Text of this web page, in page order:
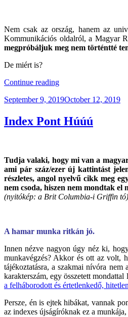
Nem csak az ország, hanem az
Kommunikációs oldalról, a Magyar
megpróbáljuk meg nem történtté
De miért is?
Continue reading“Mélységes
–
Felvonás!”
Posted
September 9, 2019October 12, 2019
Index Pont Húúú
Tudja valaki, hogy mi van a
ami pár száz/ezer új kattintást
részletes, angol nyelvű cikk meg
nem csoda, hiszen nem mondtak el
(nyitókép: a Brit Columbia-i Griffin tó)
A hamar munka ritkán jó.
Innen nézve nagyon úgy néz ki,
munkavégzés? Akkor és ott az volt,
tájékoztatásra, a szakmai nívóra
karakterszám, egy összetett
a felháborodott és értetlenkedő,
Persze, én is ejtek hibákat, vannak
az indexes újságíróknak ez a